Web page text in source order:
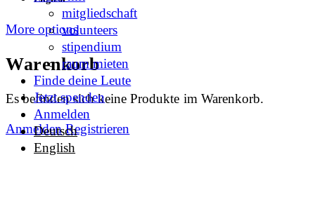
More options
Warenkorb
Es befinden sich keine Produkte im Warenkorb.
Anmelden Registrieren
mitgliedschaft
volunteers
stipendium
raum mieten
Finde deine Leute
Jetzt spenden
Anmelden
Deutsch
English